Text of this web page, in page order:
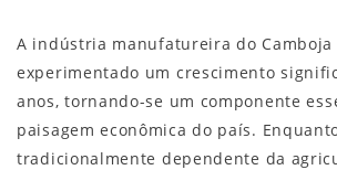
A indústria manufatureira do Camboja
experimentado um crescimento
anos, tornando-se um componente
paisagem econômica do país.
tradicionalmente dependente da